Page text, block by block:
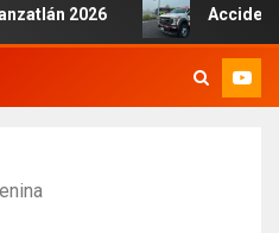
2026 Accidente